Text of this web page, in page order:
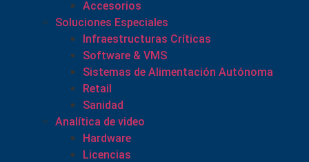
Accesorios
Soluciones Especiales
Infraestructuras Críticas
Software & VMS
Sistemas de Alimentación Autónoma
Retail
Sanidad
Analítica de video
Hardware
Licencias